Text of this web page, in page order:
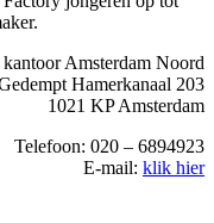
Amsterdam Noord
Hamerkanaal 203
1021 KP Amsterdam
Telefoon: 020 – 6894923
E-mail: klik hier